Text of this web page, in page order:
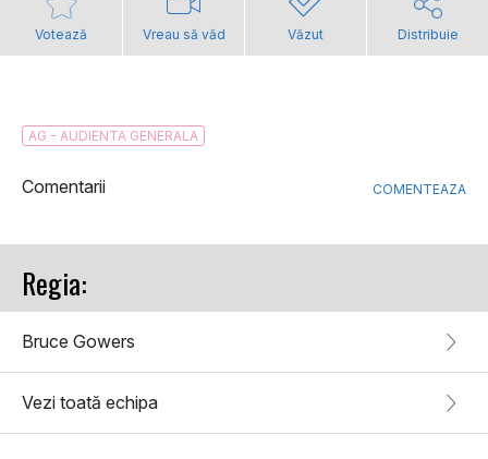
Votează Vreau să văd Văzut Distribuie
AG - AUDIENTA GENERALA
Comentarii COMENTEAZA
Regia:
Bruce Gowers
Vezi toată echipa